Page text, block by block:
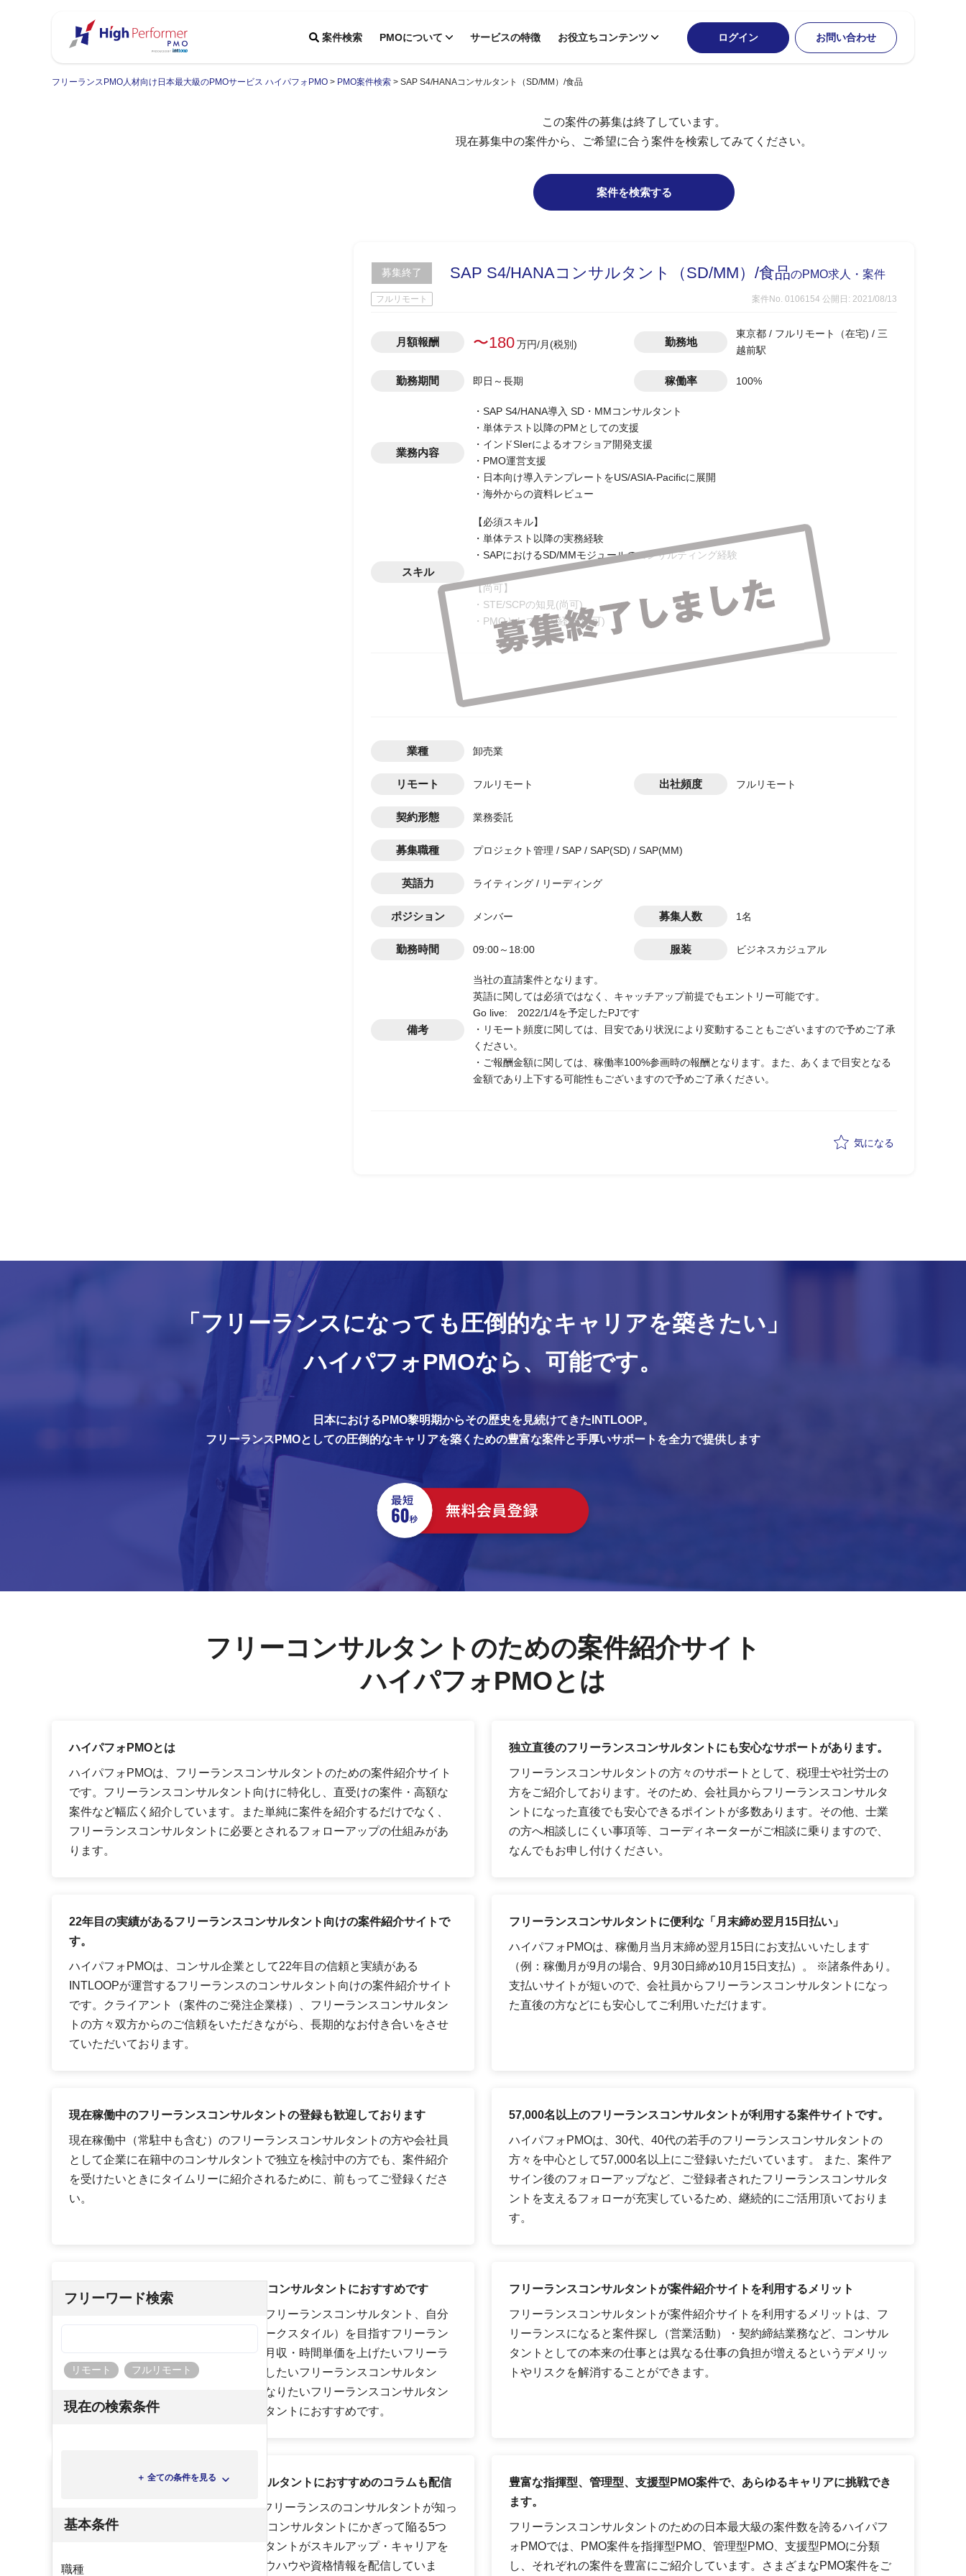
案件検索 PMOについて サービスの特徴 お役立ちコンテンツ ログイン お問い合わせ
フリーランスPMO人材向け日本最大級のPMOサービス ハイパフォPMO > PMO案件検索 > SAP S4/HANAコンサルタント（SD/MM）/食品
フリーワード検索
リモート フルリモート
現在の検索条件
＋ 全ての条件を見る
基本条件
職種
この案件の募集は終了しています。
現在募集中の案件から、ご希望に合う案件を検索してみてください。
案件を検索する
募集終了 SAP S4/HANAコンサルタント（SD/MM）/食品のPMO求人・案件
フルリモート 案件No. 0106154 公開日: 2021/08/13
月額報酬 〜180万円/月(税別) 勤務地
東京都 / フルリモート（在宅) / 三
越前駅
勤務期間 即日～長期 稼働率 100%
業務内容
・SAP S4/HANA導入 SD・MMコンサルタント
・単体テスト以降のPMとしての支援
・インドSIerによるオフショア開発支援
・PMO運営支援
・日本向け導入テンプレートをUS/ASIA-Pacificに展開
・海外からの資料レビュー
スキル
【必須スキル】
・単体テスト以降の実務経験
・SAPにおけるSD/MMモジュールのコンサルティング経験
【尚可】
・STE/SCPの知見(尚可)
・PMOとしてのPJ経験(尚可)
業種 卸売業
リモート フルリモート 出社頻度 フルリモート
契約形態 業務委託
募集職種 プロジェクト管理 / SAP / SAP(SD) / SAP(MM)
英語力 ライティング / リーディング
ポジション メンバー 募集人数 1名
勤務時間 09:00～18:00 服装 ビジネスカジュアル
備考
当社の直請案件となります。
英語に関しては必須ではなく、キャッチアップ前提でもエントリー可能です。
Go live: 2022/1/4を予定したPJです
・リモート頻度に関しては、目安であり状況により変動することもございますので予めご了承
ください。
・ご報酬金額に関しては、稼働率100%参画時の報酬となります。また、あくまで目安となる
金額であり上下する可能性もございますので予めご了承ください。
気になる
「フリーランスになっても圧倒的なキャリアを築きたい」
ハイパフォPMOなら、 可能です。
日本におけるPMO黎明期からその歴史を見続けてきたINTLOOP。
フリーランスPMOとしての圧倒的なキャリアを築くための豊富な案件と手厚いサポートを全力で提供します
フリーコンサルタントのための案件紹介サイト
ハイパフォPMOとは
ハイパフォPMOとは
ハイパフォPMOは、フリーランスコンサルタントのための案件紹介サイト
です。フリーランスコンサルタント向けに特化し、直受けの案件・高額な
案件など幅広く紹介しています。また単純に案件を紹介するだけでなく、
フリーランスコンサルタントに必要とされるフォローアップの仕組みがあ
ります。
独立直後のフリーランスコンサルタントにも安心なサポートがあります。
フリーランスコンサルタントの方々のサポートとして、税理士や社労士の
方をご紹介しております。そのため、会社員からフリーランスコンサルタ
ントになった直後でも安心できるポイントが多数あります。その他、士業
の方へ相談しにくい事項等、コーディネーターがご相談に乗りますので、
なんでもお申し付けください。
22年目の実績があるフリーランスコンサルタント向けの案件紹介サイトで
す。
ハイパフォPMOは、コンサル企業として22年目の信頼と実績がある
INTLOOPが運営するフリーランスのコンサルタント向けの案件紹介サイト
です。クライアント（案件のご発注企業様）、フリーランスコンサルタン
トの方々双方からのご信頼をいただきながら、長期的なお付き合いをさせ
ていただいております。
フリーランスコンサルタントに便利な「月末締め翌月15日払い」
ハイパフォPMOは、稼働月当月末締め翌月15日にお支払いいたします
（例：稼働月が9月の場合、9月30日締め10月15日支払）。 ※諸条件あり。
支払いサイトが短いので、会社員からフリーランスコンサルタントになっ
た直後の方などにも安心してご利用いただけます。
現在稼働中のフリーランスコンサルタントの登録も歓迎しております
現在稼働中（常駐中も含む）のフリーランスコンサルタントの方や会社員
として企業に在籍中のコンサルタントで独立を検討中の方でも、案件紹介
を受けたいときにタイムリーに紹介されるために、前もってご登録くださ
い。
57,000名以上のフリーランスコンサルタントが利用する案件サイトです。
ハイパフォPMOは、30代、40代の若手のフリーランスコンサルタントの
方々を中心として57,000名以上にご登録いただいています。 また、案件ア
サイン後のフォローアップなど、ご登録者されたフリーランスコンサルタ
ントを支えるフォローが充実しているため、継続的にご活用頂いておりま
す。
ハイパフォPMOはこんなフリーランスコンサルタントにおすすめです
会社員として経験を積んで実力のあるフリーランスコンサルタント、自分
の時間・自由を大切にした働き方（ワークスタイル）を目指すフリーラン
スコンサルタント、市場価値や年収・月収・時間単価を上げたいフリーラ
ンスコンサルタント、スキルアップをしたいフリーランスコンサルタン
ト、安定して案件に参画できるようになりたいフリーランスコンサルタン
トなど、様々なフリーランスコンサルタントにおすすめです。
フリーランスコンサルタントが案件紹介サイトを利用するメリット
フリーランスコンサルタントが案件紹介サイトを利用するメリットは、フ
リーランスになると案件探し（営業活動）・契約締結業務など、コンサル
タントとしての本来の仕事とは異なる仕事の負担が増えるというデメリッ
トやリスクを解消することができます。
ハイパフォPMOはフリーランスコンサルタントにおすすめのコラムも配信
ハイパフォPMOでは、「PMO特集 〜フリーランスのコンサルタントが知っ
ておくべきPMOの役割〜」や「優秀なコンサルタントにかぎって陥る5つ
のワナ」などのフリーランスコンサルタントがスキルアップ・キャリアを
ステップアップさせるために必要なノウハウや資格情報を配信していま
豊富な指揮型、管理型、支援型PMO案件で、あらゆるキャリアに挑戦でき
ます。
フリーランスコンサルタントのための日本最大級の案件数を誇るハイパフ
ォPMOでは、PMO案件を指揮型PMO、管理型PMO、支援型PMOに分類
し、それぞれの案件を豊富にご紹介しています。さまざまなPMO案件をご